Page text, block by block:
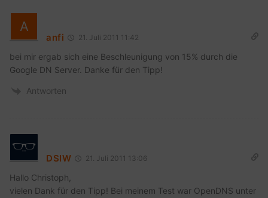
anfi 21. Juli 2011 11:42
bei mir ergab sich eine Beschleunigung von 15% durch die
Google DN Server. Danke für den Tipp!
Antworten
DSIW 21. Juli 2011 13:06
Hallo Christoph,
vielen Dank für den Tipp! Bei meinem Test war OpenDNS unter